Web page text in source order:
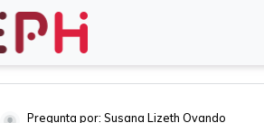
Pregunta por: Susana Lizeth Ovando